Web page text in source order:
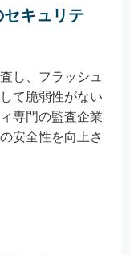
キュリテ
し、フラッシュ
て脆弱性がない
専門の監査企業
安全性を向上さ